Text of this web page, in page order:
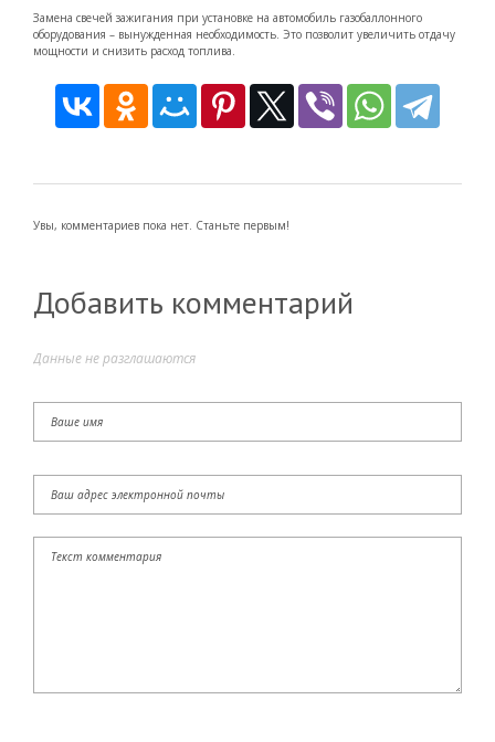
Замена свечей зажигания при установке на автомобиль газобаллонного
оборудования – вынужденная необходимость. Это позволит увеличить отдачу
мощности и снизить расход топлива.
Увы, комментариев пока нет. Станьте первым!
Добавить комментарий
Данные не разглашаются